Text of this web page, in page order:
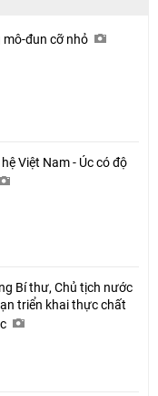
đun cỡ nhỏ
Việt Nam - Úc có độ
Bí thư, Chủ tịch nước
triển khai thực chất